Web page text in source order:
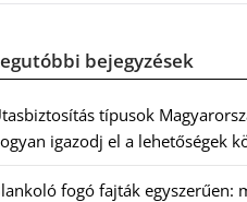
bejegyzések
típusok
igazodj el a lehetőségek
fogó fajták egyszerűen: